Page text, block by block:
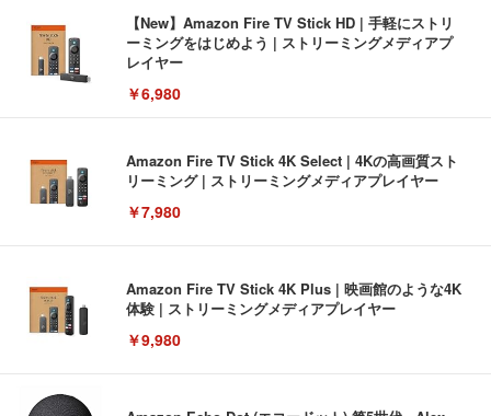
【New】Amazon Fire TV Stick HD | 手軽にストリ
ーミングをはじめよう | ストリーミングメディアプ
レイヤー
￥6,980
Amazon Fire TV Stick 4K Select | 4Kの高画質スト
リーミング | ストリーミングメディアプレイヤー
￥7,980
Amazon Fire TV Stick 4K Plus | 映画館のような4K
体験 | ストリーミングメディアプレイヤー
￥9,980